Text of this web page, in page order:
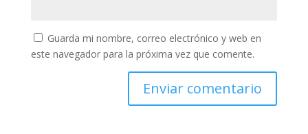
Guarda mi nombre, correo electrónico y web en
este navegador para la próxima vez que comente.